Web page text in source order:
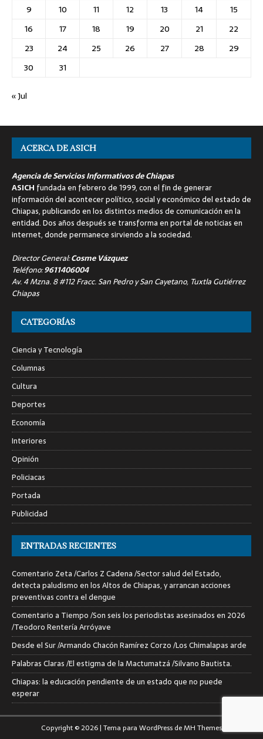
9
10 11 12 13 14
15
16
17 18 19 20 21
22
23
24 25 26 27 28
29
30
31
« Jul
ACERCA DE ASICH
Agencia de Servicios Informativos de Chiapas
ASICH fundada en febrero de 1999, con el fin de generar
información del acontecer político, social y económico del estado de
Chiapas, publicando en los distintos medios de comunicación en la
entidad. Dos años después se transforma en portal de noticias en
internet, donde permanece sirviendo a la sociedad.
Director General:Cosme Vázquez
Teléfono:9611406004
Av. 4 Mzna. 8 #112 Fracc. San Pedro y San Cayetano, Tuxtla Gutiérrez
Chiapas
CATEGORÍAS
Ciencia y Tecnología
Columnas
Cultura
Deportes
Economía
Interiores
Opinión
Policiacas
Portada
Publicidad
ENTRADAS RECIENTES
Comentario Zeta /Carlos Z Cadena /Sector salud del Estado,
detecta paludismo en los Altos de Chiapas, y arrancan acciones
preventivas contra el dengue
Comentario a Tiempo /Son seis los periodistas asesinados en 2026
/Teodoro Rentería Arróyave
Desde el Sur /Armando Chacón Ramírez Corzo /Los Chimalapas arde
Palabras Claras /El estigma de la Mactumatzá /Silvano Bautista.
Chiapas: la educación pendiente de un estado que no puede
esperar
Copyright © 2026 | Tema para WordPress deMH Themes